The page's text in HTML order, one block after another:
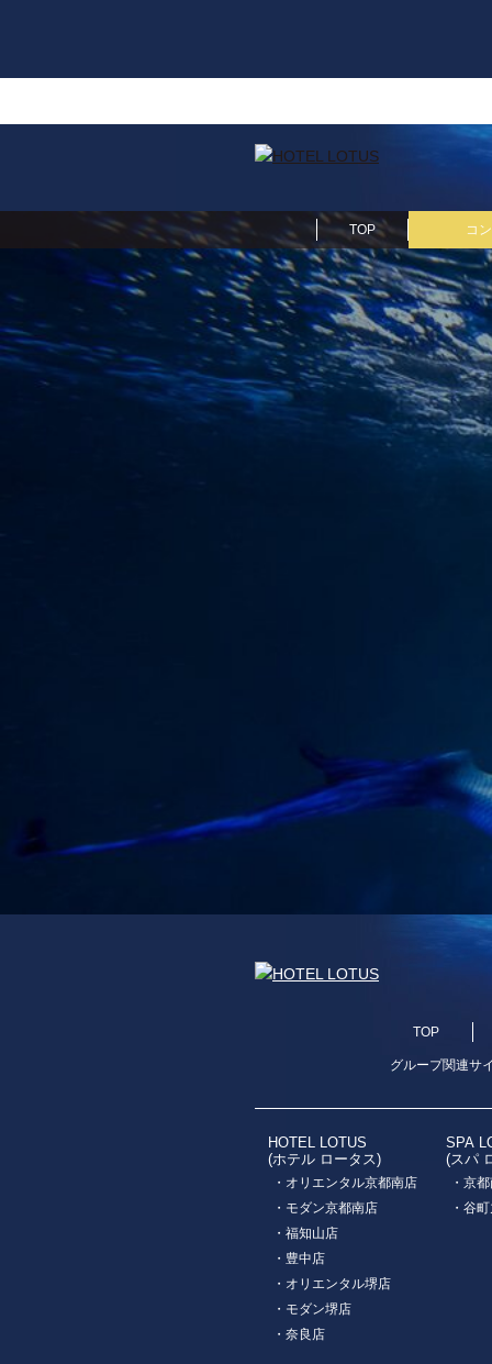
TOP コ
TOP
グループ関連サ
HOTEL LOTUS
(ホテル ロータス)
・オリエンタル京都南店
・モダン京都南店
・福知山店
・豊中店
・オリエンタル堺店
・モダン堺店
・奈良店
SPA
(スパ
・京
・谷